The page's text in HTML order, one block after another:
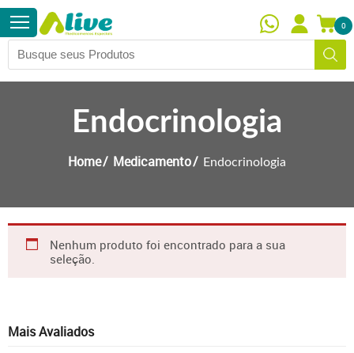
0
Endocrinologia
Home Medicamento Endocrinologia
Nenhum produto foi encontrado para a sua
seleção.
Mais Avaliados